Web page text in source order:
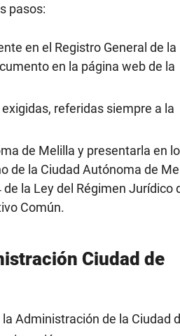
pasos:
en el Registro General de la
en la página web de la
referidas siempre a la
de Melilla y presentarla en
de la Ciudad Autónoma de
la Ley del Régimen Jurídico
Común.
Ciudad de
Administración de la Ciudad